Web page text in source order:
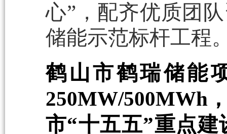
心”，配齐优质团
储能示范标杆工程
鹤山市鹤瑞储能
250MW/500MWh
市“十五五”重点